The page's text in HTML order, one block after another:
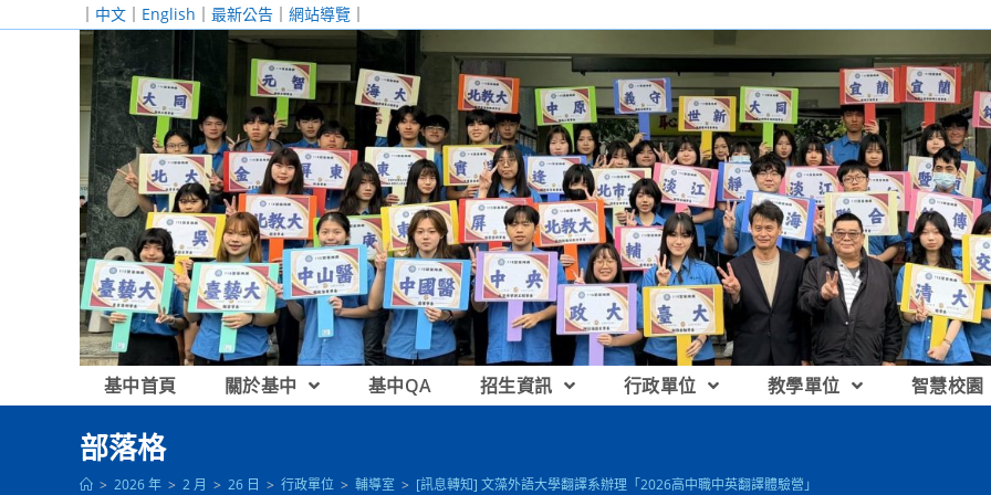
｜ 中文 ｜ English ｜ 最新公告 ｜ 網站導覽 ｜
基中首頁 關於基中 基中QA 招生資訊 行政單位 教學單位 智慧校園
部落格
> 2026 年 > 2 月 > 26 日 > 行政單位 > 輔導室 > [訊息轉知] 文藻外語大學翻譯系辦理「2026高中職中英翻譯體驗營」